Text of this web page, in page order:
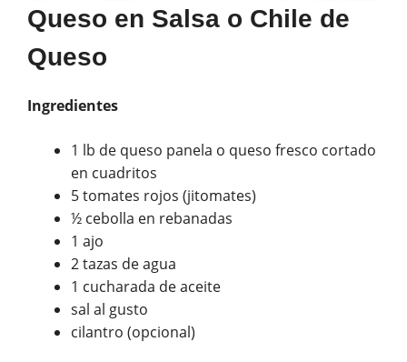
Queso en Salsa o Chile de
Queso
Ingredientes
1 lb de queso panela o queso fresco cortado
en cuadritos
5 tomates rojos (jitomates)
½ cebolla en rebanadas
1 ajo
2 tazas de agua
1 cucharada de aceite
sal al gusto
cilantro (opcional)